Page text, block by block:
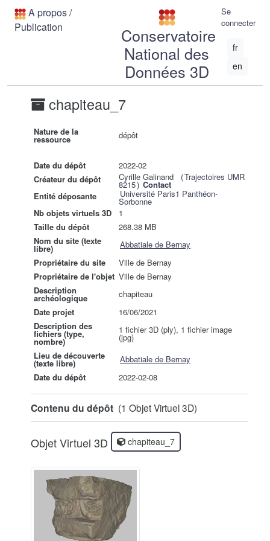
A propos/
Publication
Conservatoire
National des
Données 3D
Se
connecter
fr
en
chapiteau_7
Nature de la
ressource dépôt
Date du dépôt
2022-02
Créateur du dépôt
Cyrille Galinand (Trajectoires UMR
8215) Contact
Entité déposante
Université Paris1 Panthéon-
Sorbonne
Nb objets virtuels 3D
1
Taille du dépôt
268.38 MB
Nom du site (texte
libre)
Abbatiale de Bernay
Propriétaire du site
Ville de Bernay
Propriétaire de l'objet Ville de Bernay
Description
archéologique
chapiteau
Date projet
16/06/2021
Description des
fichiers (type,
nombre)
1 fichier 3D (ply), 1 fichier image
(jpg)
Lieu de découverte
(texte libre)
Abbatiale de Bernay
Date du dépôt
2022-02-08
Contenu du dépôt (1 Objet Virtuel 3D)
Objet Virtuel 3D chapiteau_7